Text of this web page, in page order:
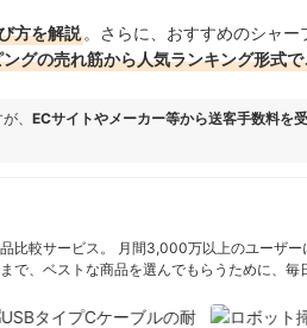
方を解説 。さらに、おすすめのシャー
グの売れ筋から人気ランキング形式で
、 ECサイトやメーカー等から送客手数料を
比較サービス。 月間3,000万以上のユーザー
で、ベストな商品を選んでもらうために、毎